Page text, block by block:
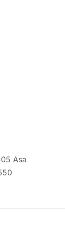
Asa